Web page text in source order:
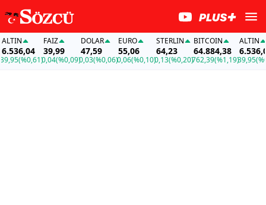
(%0,61)
FAİZ
39,99
0,04(%0,09)
DOLAR
47,59
0,03(%0,06)
EURO
55,06
0,06(%0,10)
STERLIN
64,23
0,13(%0,20)
BITCOIN
64.884,38
762,39(%1,19)
ALTIN
6.536,04
39,95